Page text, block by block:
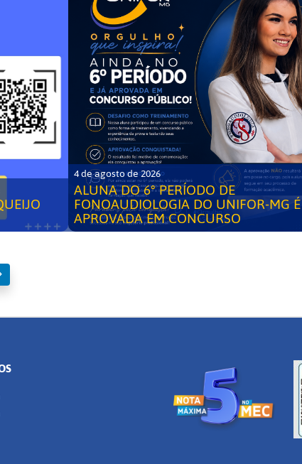
4 de agosto de 2026
ALUNA DO 6° PERÍODO DE
FONOAUDIOLOGIA DO UNIFOR-MG É
APROVADA EM CONCURSO